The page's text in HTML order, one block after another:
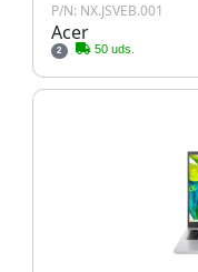
P/N: NX.JSVEB.001
Acer
2 50 uds.